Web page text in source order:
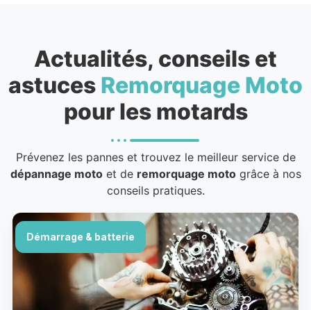
Actualités, conseils et
astuces Remorquage Moto
pour les motards
Prévenez les pannes et trouvez le meilleur service de
dépannage motoet de remorquage motogrâce à nos
conseils pratiques.
Démarrage & batterie